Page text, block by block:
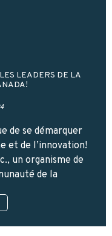
LEADERS DE LA
de se démarquer
et de l’innovation!
un organisme de
de la